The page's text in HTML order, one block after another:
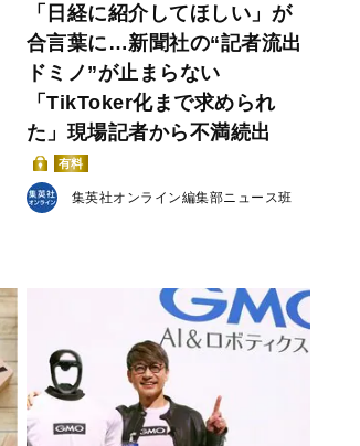
「日経に紹介してほしい」が
合言葉に…新聞社の“記者流出
ドミノ”が止まらない
「TikToker化まで求められ
た」現場記者から不満続出
有料
集英社オンライン編集部ニュース班